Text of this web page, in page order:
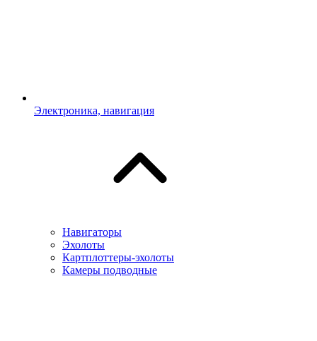
Электроника, навигация
Навигаторы
Эхолоты
Картплоттеры-эхолоты
Камеры подводные